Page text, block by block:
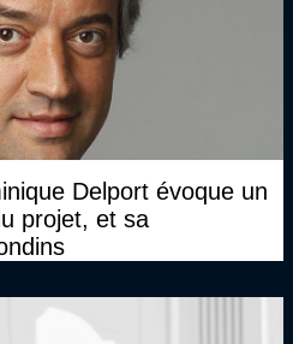
Delport évoque un
projet, et sa